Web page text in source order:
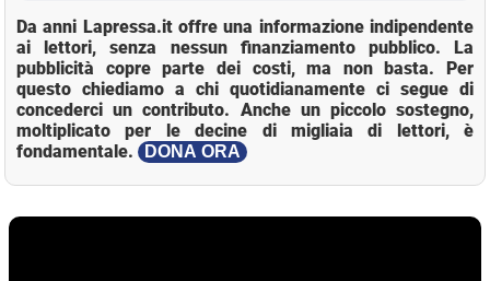
Da anni Lapressa.it offre una informazione indipendente
ai lettori, senza nessun finanziamento pubblico. La
pubblicità copre parte dei costi, ma non basta. Per
questo chiediamo a chi quotidianamente ci segue di
concederci un contributo. Anche un piccolo sostegno,
moltiplicato per le decine di migliaia di lettori, è
fondamentale.
DONA ORA